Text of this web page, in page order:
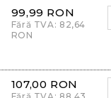
99,99 RON
Fără TVA: 82,64
RON
107,00 RON